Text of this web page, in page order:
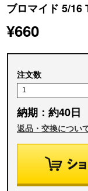
ブロマイド 5/
¥660
注文数
納期：約40
返品・交換につい